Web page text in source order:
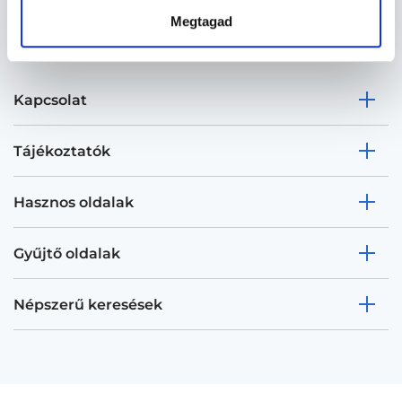
Megtagad
Kapcsolat
Tájékoztatók
Hasznos oldalak
Gyűjtő oldalak
Népszerű keresések